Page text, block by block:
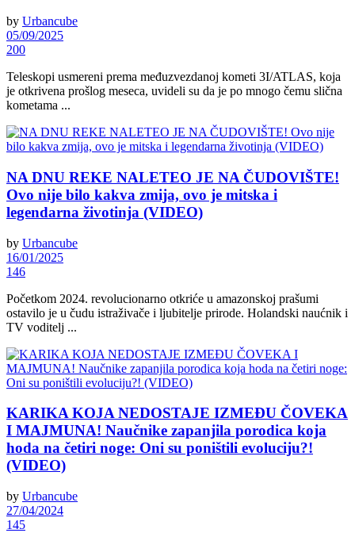
by Urbancube
05/09/2025
200
Teleskopi usmereni prema međuzvezdanoj kometi 3I/ATLAS, koja
je otkrivena prošlog meseca, uvideli su da je po mnogo čemu slična
kometama ...
NA DNU REKE NALETEO JE NA ČUDOVIŠTE!
Ovo nije bilo kakva zmija, ovo je mitska i
legendarna životinja (VIDEO)
by Urbancube
16/01/2025
146
Početkom 2024. revolucionarno otkriće u amazonskoj prašumi
ostavilo je u čudu istraživače i ljubitelje prirode. Holandski naućnik i
TV voditelj ...
KARIKA KOJA NEDOSTAJE IZMEĐU ČOVEKA
I MAJMUNA! Naučnike zapanjila porodica koja
hoda na četiri noge: Oni su poništili evoluciju?!
(VIDEO)
by Urbancube
27/04/2024
145